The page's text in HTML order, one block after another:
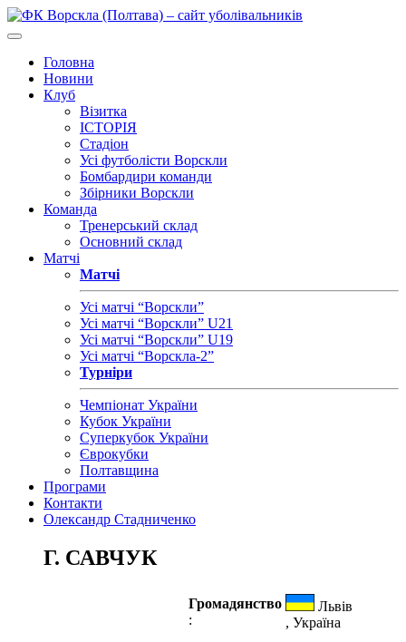
Головна
Новини
Клуб
Візитка
ІСТОРІЯ
Стадіон
Усі футболісти Ворскли
Бомбардири команди
Збірники Ворскли
Команда
Тренерський склад
Основний склад
Матчі
Матчі
Усі матчі “Ворскли”
Усі матчі “Ворскли” U21
Усі матчі “Ворскли” U19
Усі матчі “Ворскла-2”
Турніри
Чемпіонат України
Кубок України
Суперкубок України
Єврокубки
Полтавщина
Програми
Контакти
Олександр Стадниченко
Г. САВЧУК
Громадянство
:
Львів
, Україна